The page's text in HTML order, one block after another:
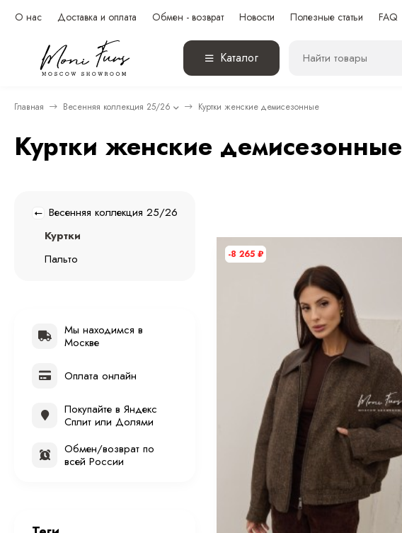
О нас Доставка и оплата Обмен - возврат Новости Полезные статьи FAQ
Каталог
Главная Весенняя коллекция 25/26 Куртки женские демисезонные
Куртки женские демисезонные
-8 265 ₽
Весенняя коллекция 25/26
Куртки
Пальто
Мы находимся в
Москве
Оплата онлайн
Покупайте в Яндекс
Сплит или Долями
Обмен/возврат по
всей России